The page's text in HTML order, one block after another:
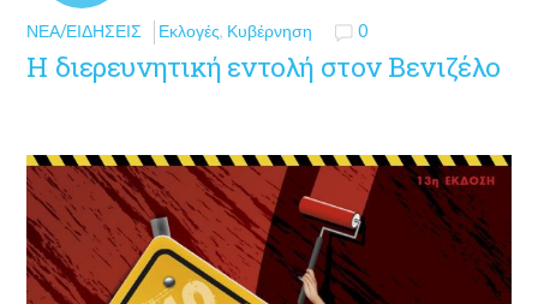
ΝΈΑ/ΕΙΔΉΣΕΙΣ Εκλογές, Κυβέρνηση 0
Η διερευνητική εντολή στον Βενιζέλο